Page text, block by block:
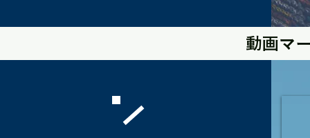
動画マ